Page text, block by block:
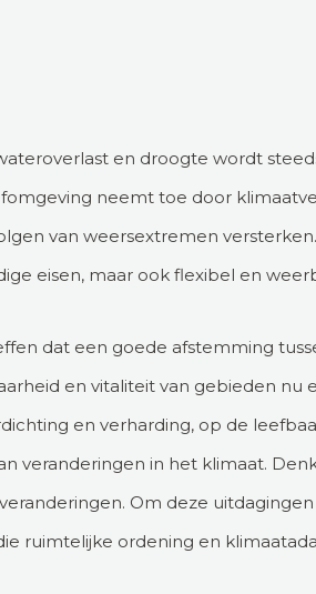
en droogte wordt
neemt toe door
van weersextremen
eisen, maar ook flexibel en
dat een goede afstemming
en vitaliteit van gebieden
en verharding, op de
veranderingen in het klimaat.
Om deze
ruimtelijke ordening en